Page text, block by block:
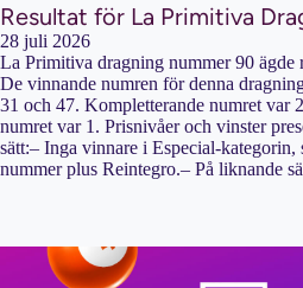
Resultat för La Primitiva
28 juli 2026
La Primitiva dragning nummer 90 ägde
De vinnande numren för denna
31 och 47. Kompletterande numret var
numret var 1. Prisnivåer och vinster
sätt:– Inga vinnare i Especial-kategorin,
nummer plus Reintegro.– På liknande